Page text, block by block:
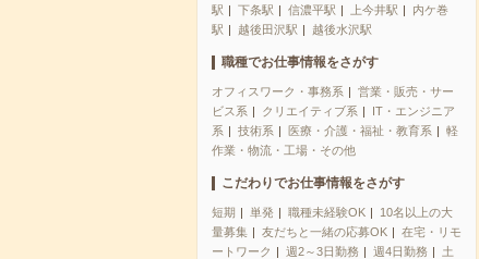
駅
下条駅 信濃平駅 上今井駅
内ケ巻
駅
越後田沢駅 越後水沢駅
職種でお仕事情報をさがす
オフィスワーク・事務系
営業・販売・サー
ビス系
クリエイティブ系
IT・エンジニア
系
技術系 医療・介護・福祉・教育系
軽
作業・物流・工場・その他
こだわりでお仕事情報をさがす
短期 単発 職種未経験OK
10名以上の大
量募集
友だちと一緒の応募OK
在宅・リモ
ートワーク
週2～3日勤務 週4日勤務
土